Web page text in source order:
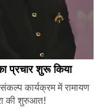
प्रचार शुरू किया
कार्यक्रम में रामायण
की शुरुआत!